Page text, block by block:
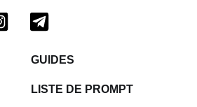
GUIDES
LISTE DE PROMPT